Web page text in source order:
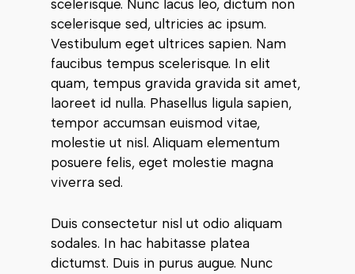
scelerisque. Nunc lacus leo, dictum non
scelerisque sed, ultricies ac ipsum.
Vestibulum eget ultrices sapien. Nam
faucibus tempus scelerisque. In elit
quam, tempus gravida gravida sit amet,
laoreet id nulla. Phasellus ligula sapien,
tempor accumsan euismod vitae,
molestie ut nisl. Aliquam elementum
posuere felis, eget molestie magna
viverra sed.
Duis consectetur nisl ut odio aliquam
sodales. In hac habitasse platea
dictumst. Duis in purus augue. Nunc